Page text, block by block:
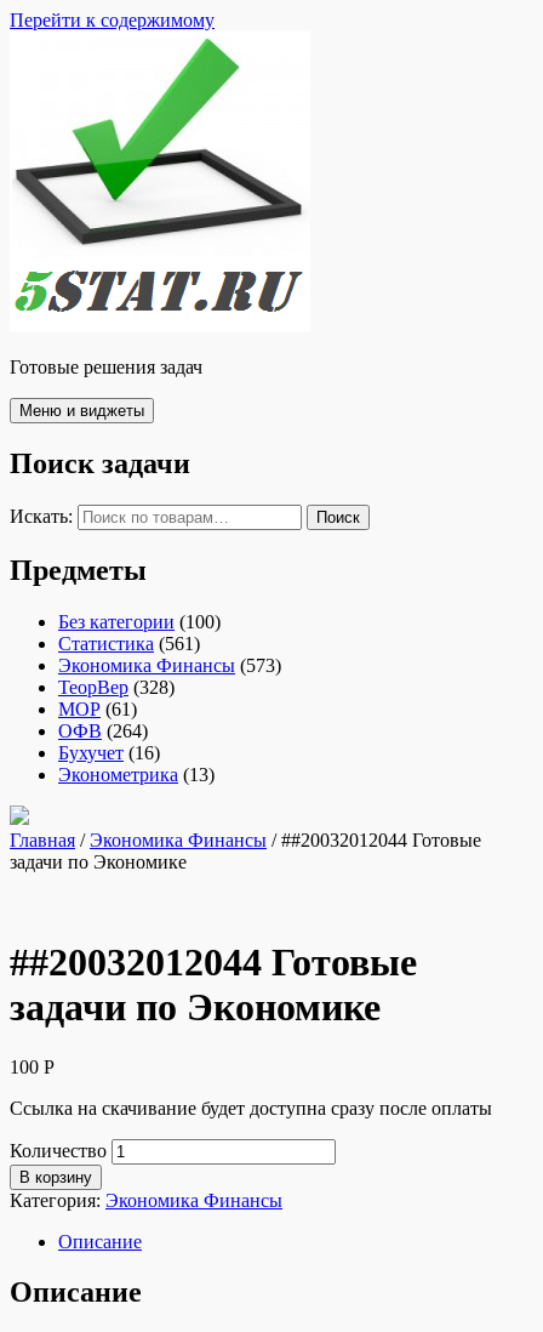
Перейти к содержимому
Готовые решения задач
Меню и виджеты
Поиск задачи
Искать: Поиск
Предметы
Без категории (100)
Статистика (561)
Экономика Финансы (573)
ТеорВер (328)
МОР (61)
ОФВ (264)
Бухучет (16)
Эконометрика (13)
Главная /Экономика Финансы / ##20032012044 Готовые
задачи по Экономике
##20032012044 Готовые
задачи по Экономике
100 Р
Ссылка на скачивание будет доступна сразу после оплаты
Количество
В корзину
Категория: Экономика Финансы
Описание
Описание